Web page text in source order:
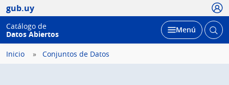
gub.uy
Catálogo de
Datos Abiertos
Desplegar
Menú Abrir
Inicio Conjuntos de Datos